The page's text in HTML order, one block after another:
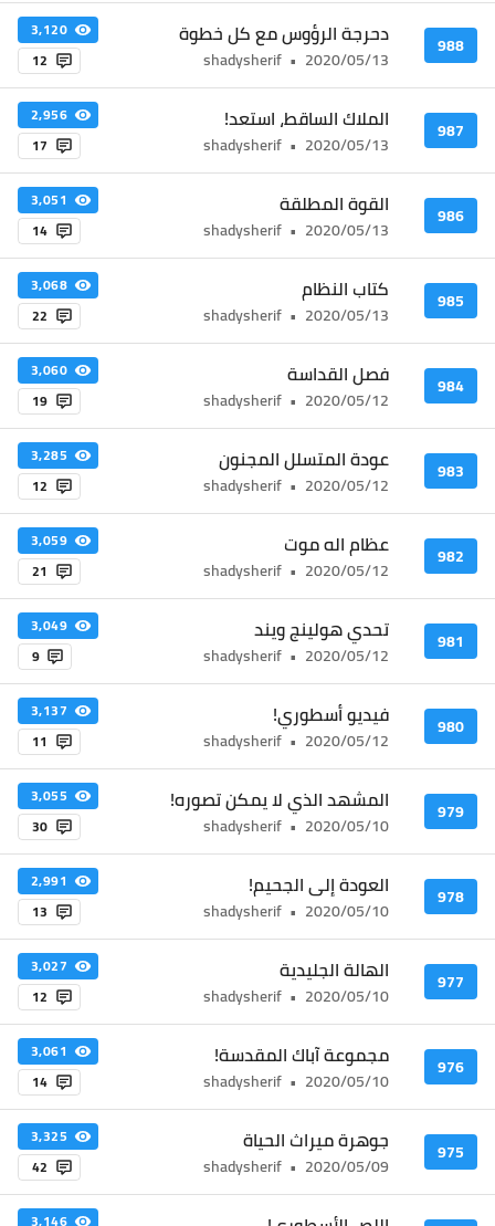
988 دحرجة الرؤوس مع كل خطوة
2020/05/13
•
shadysherif
3,120
12
987 الملاك الساقط، استعد!
2020/05/13
•
shadysherif
2,956
17
986 القوة المطلقة
2020/05/13
•
shadysherif
3,051
14
985 كتاب النظام
2020/05/13
•
shadysherif
3,068
22
984 فصل القداسة
2020/05/12
•
shadysherif
3,060
19
983 عودة المتسلل المجنون
2020/05/12
•
shadysherif
3,285
12
982 عظام اله موت
2020/05/12
•
shadysherif
3,059
21
981 تحدي هولينج ويند
2020/05/12
•
shadysherif
3,049
9
980 فيديو أسطوري!
2020/05/12
•
shadysherif
3,137
11
979 المشهد الذي لا يمكن تصوره!
2020/05/10
•
shadysherif
3,055
30
978 العودة إلى الجحيم!
2020/05/10
•
shadysherif
2,991
13
977 الهالة الجليدية
2020/05/10
•
shadysherif
3,027
12
976 مجموعة آباك المقدسة!
2020/05/10
•
shadysherif
3,061
14
975 جوهرة ميراث الحياة
2020/05/09
•
shadysherif
3,325
42